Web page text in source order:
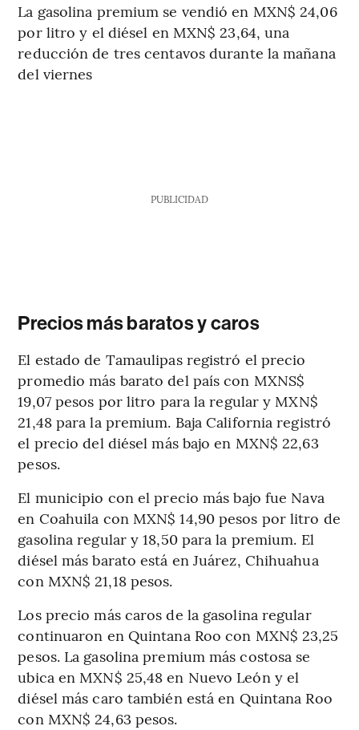
La gasolina premium se vendió en MXN$ 24,06
por litro y el diésel en MXN$ 23,64, una
reducción de tres centavos durante la mañana
del viernes
PUBLICIDAD
Precios más baratos y caros
El estado de Tamaulipas registró el precio
promedio más barato del país con MXNS$
19,07 pesos por litro para la regular y MXN$
21,48 para la premium. Baja California registró
el precio del diésel más bajo en MXN$ 22,63
pesos.
El municipio con el precio más bajo fue Nava
en Coahuila con MXN$ 14,90 pesos por litro de
gasolina regular y 18,50 para la premium. El
diésel más barato está en Juárez, Chihuahua
con MXN$ 21,18 pesos.
Los precio más caros de la gasolina regular
continuaron en Quintana Roo con MXN$ 23,25
pesos. La gasolina premium más costosa se
ubica en MXN$ 25,48 en Nuevo León y el
diésel más caro también está en Quintana Roo
con MXN$ 24,63 pesos.